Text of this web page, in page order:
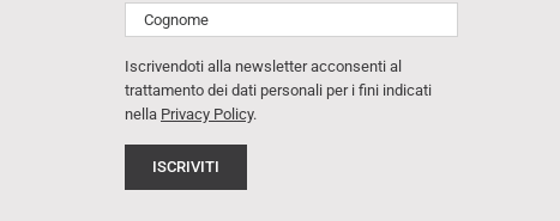
Iscrivendoti alla newsletter acconsenti al
trattamento dei dati personali per i fini indicati
nella Privacy Policy.